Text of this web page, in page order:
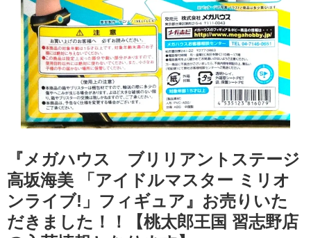
『メガハウス ブリリアントステージ
​高坂海美 ​「アイドルマスター ​ミリオ
ンライブ!」フィギュア』お売りいた
だきました！！【桃太郎王国 習志野店